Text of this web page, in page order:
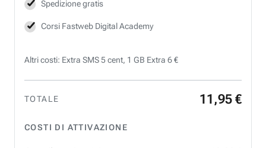
Spedizione gratis
Corsi Fastweb Digital Academy
Altri costi: Extra SMS 5 cent, 1 GB Extra 6 €
TOTALE 11 ,95 €
COSTI DI ATTIVAZIONE